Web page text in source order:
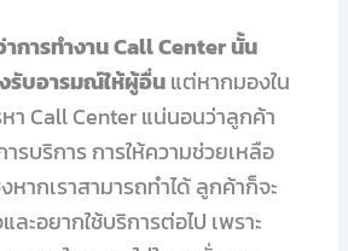
การทำงาน Call Center นั้น
รับอารมณ์ให้ผู้อื่นแต่หากมองใน
า Call Center แน่นอนว่าลูกค้า
รบริการ การให้ความช่วยเหลือ
หากเราสามารถทำได้ ลูกค้าก็จะ
ละอยากใช้บริการต่อไป เพราะ